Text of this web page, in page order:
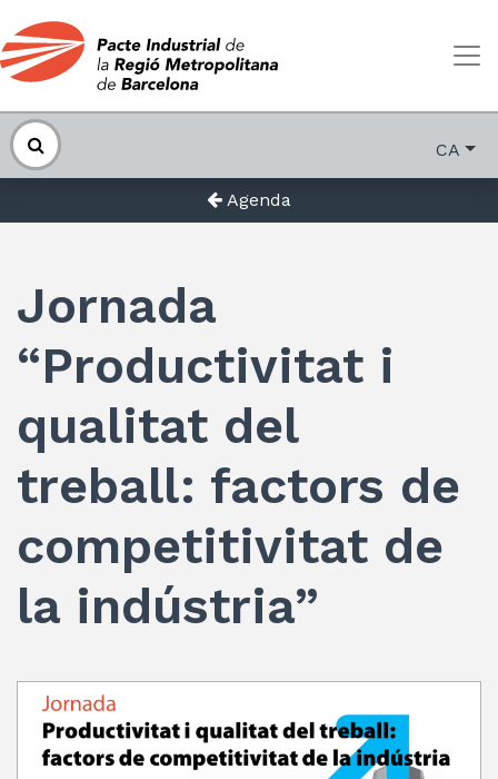
CA
Agenda
Jornada
“Productivitat i
qualitat del
treball: factors de
competitivitat de
la indústria”